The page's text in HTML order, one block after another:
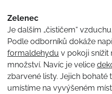
Zelenec
Je dalším „čističem“
Podle odborníků dokáže
formaldehydu v pokoji snížit
množství. Navíc je velice
zbarvené listy. Jejich
umístíme na vyvýšeném